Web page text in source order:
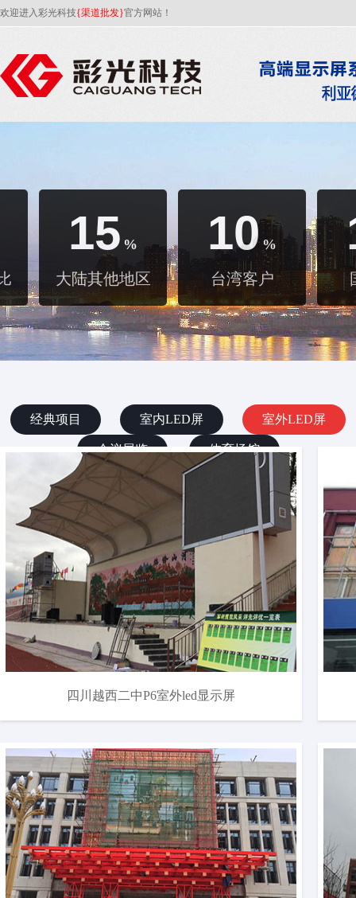
欢迎进入彩光科技{渠道批发}官方网站！
15 %
大陆其他地区
10 %
台湾客户
经典项目 室内LED屏 室外LED屏
会议展览 体育场馆
四川越西二中P6室外led显示屏